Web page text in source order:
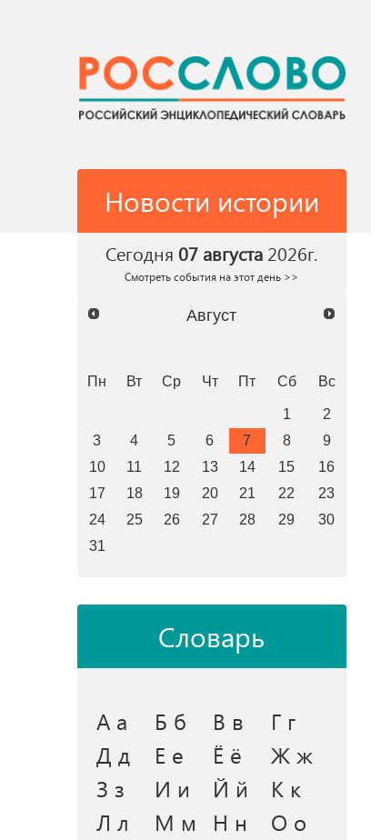
Новости истории
Сегодня 07 августа 2026г.
Смотреть события на этот день >>
Август
Пн Вт Ср Чт Пт Сб Вс
1
2
3
4 5 6 7 8
9
10
11 12 13 14 15
16
17
18 19 20 21 22
23
24
25 26 27 28 29
30
31
Словарь
А а Б б В в
Г г
Д д
Е е Ё ё
Ж ж
З з
И и Й й
К к
Л л
М м Н н
О о